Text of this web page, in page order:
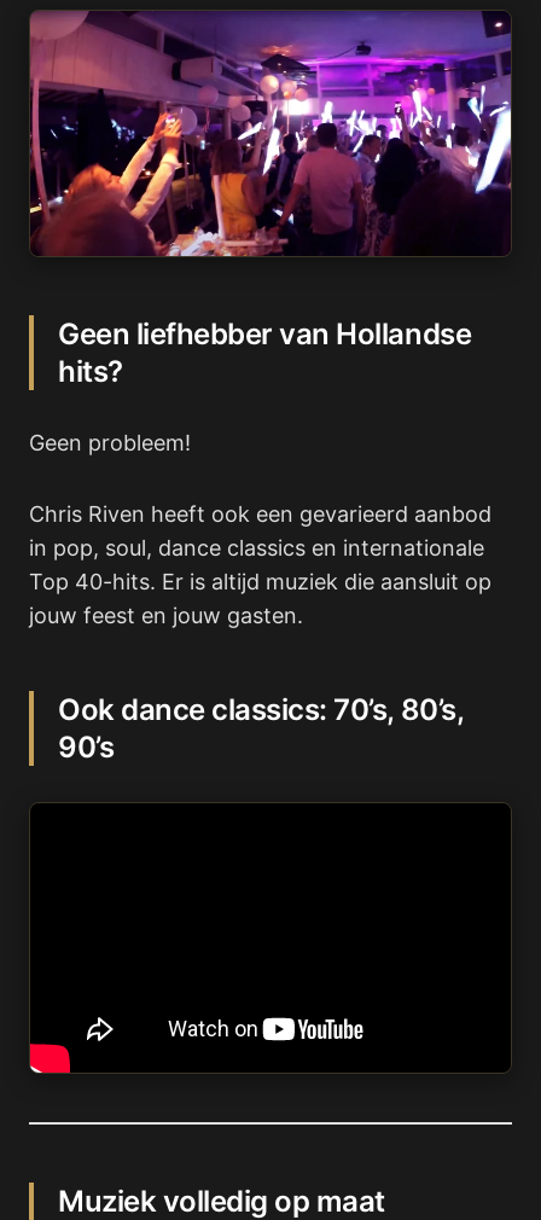
Geen liefhebber van Hollandse
hits?
Geen probleem!
Chris Riven heeft ook een gevarieerd aanbod
in pop, soul, dance classics en internationale
Top 40-hits. Er is altijd muziek die aansluit op
jouw feest en jouw gasten.
Ook dance classics: 70’s, 80’s,
90’s
Muziek volledig op maat